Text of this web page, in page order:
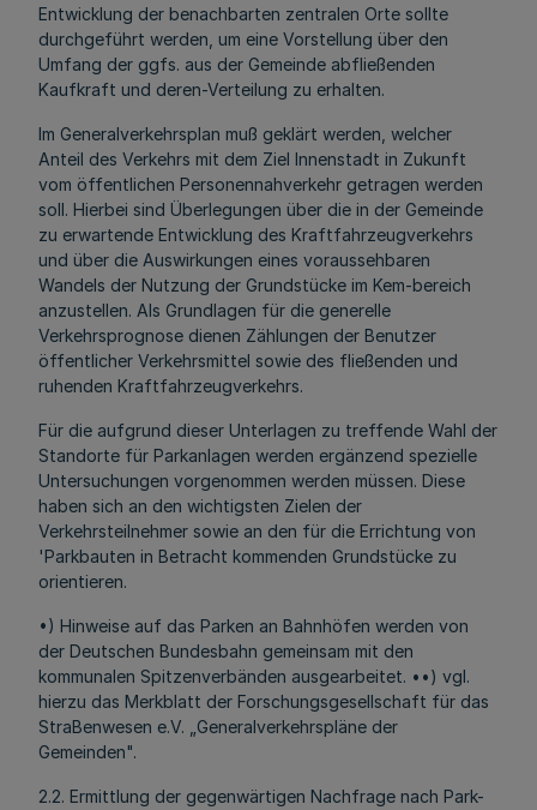
Entwicklung der benachbarten zentralen Orte sollte
durchgeführt werden, um eine Vorstellung über den
Umfang der ggfs. aus der Gemeinde abfließenden
Kaufkraft und deren-Verteilung zu erhalten.
Im Generalverkehrsplan muß geklärt werden, welcher
Anteil des Verkehrs mit dem Ziel Innenstadt in Zukunft
vom öffentlichen Personennahverkehr getragen werden
soll. Hierbei sind Überlegungen über die in der Gemeinde
zu erwartende Entwicklung des Kraftfahrzeugverkehrs
und über die Auswirkungen eines voraussehbaren
Wandels der Nutzung der Grundstücke im Kem-bereich
anzustellen. Als Grundlagen für die generelle
Verkehrsprognose dienen Zählungen der Benutzer
öffentlicher Verkehrsmittel sowie des fließenden und
ruhenden Kraftfahrzeugverkehrs.
Für die aufgrund dieser Unterlagen zu treffende Wahl der
Standorte für Parkanlagen werden ergänzend spezielle
Untersuchungen vorgenommen werden müssen. Diese
haben sich an den wichtigsten Zielen der
Verkehrsteilnehmer sowie an den für die Errichtung von
'Parkbauten in Betracht kommenden Grundstücke zu
orientieren.
•) Hinweise auf das Parken an Bahnhöfen werden von
der Deutschen Bundesbahn gemeinsam mit den
kommunalen Spitzenverbänden ausgearbeitet. ••) vgl.
hierzu das Merkblatt der Forschungsgesellschaft für das
StraBenwesen e.V. „Generalverkehrspläne der
Gemeinden".
2.2. Ermittlung der gegenwärtigen Nachfrage nach Park-